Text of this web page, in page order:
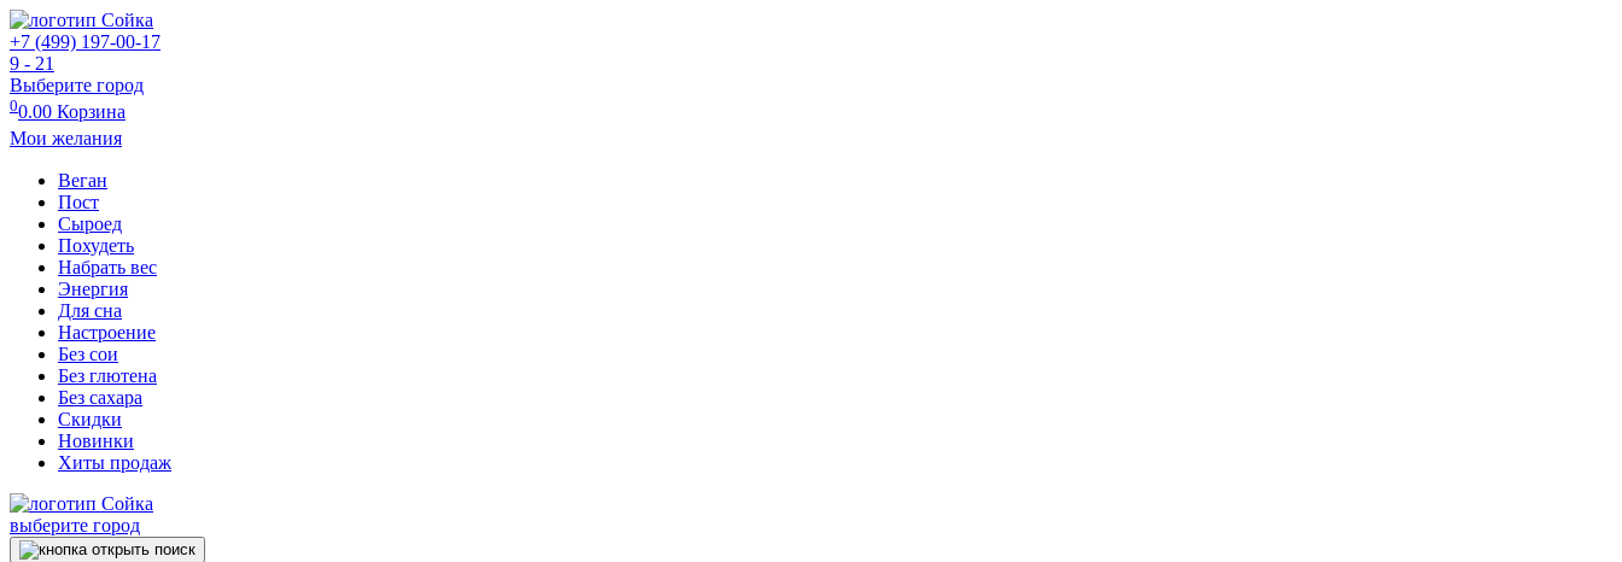
+7 (499) 197-00-17
9 - 21
Выберите город
00.00 Корзина
Мои желания
Веган
Пост
Сыроед
Похудеть
Набрать вес
Энергия
Для сна
Настроение
Без сои
Без глютена
Без сахара
Скидки
Новинки
Хиты продаж
выберите город